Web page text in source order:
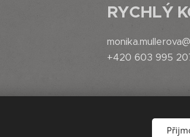
RYCHLÝ
+420 603 995